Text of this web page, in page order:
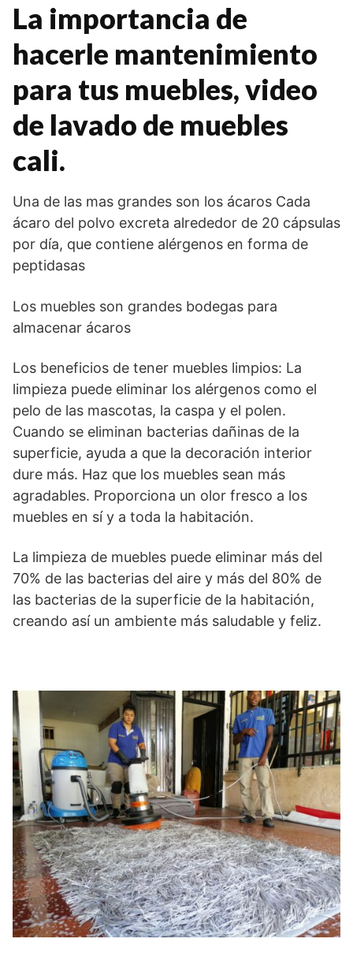
La importancia de
hacerle mantenimiento
para tus muebles, video
de lavado de muebles
cali.
Una de las mas grandes son los ácaros Cada
ácaro del polvo excreta alrededor de 20 cápsulas
por día, que contiene alérgenos en forma de
peptidasas
Los muebles son grandes bodegas para
almacenar ácaros
Los beneficios de tener muebles limpios: La
limpieza puede eliminar los alérgenos como el
pelo de las mascotas, la caspa y el polen.
Cuando se eliminan bacterias dañinas de la
superficie, ayuda a que la decoración interior
dure más. Haz que los muebles sean más
agradables. Proporciona un olor fresco a los
muebles en sí y a toda la habitación.
La limpieza de muebles puede eliminar más del
70% de las bacterias del aire y más del 80% de
las bacterias de la superficie de la habitación,
creando así un ambiente más saludable y feliz.